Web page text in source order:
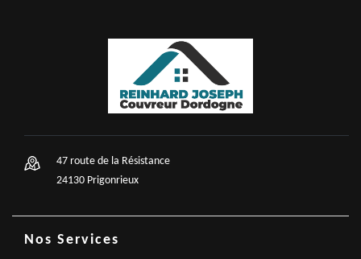
47 route de la Résistance
24130 Prigonrieux
Nos Services